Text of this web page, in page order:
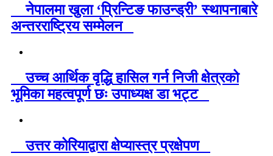
नेपालमा खुला ‘प्रिन्टिङ फाउन्ड्री’ स्थापनाबारे
अन्तरराष्ट्रिय सम्मेलन
उच्च आर्थिक वृद्धि हासिल गर्न निजी क्षेत्रको
भूमिका महत्वपूर्ण छः उपाध्यक्ष डा भट्ट
उत्तर कोरियाद्वारा क्षेप्यास्त्र प्रक्षेपण